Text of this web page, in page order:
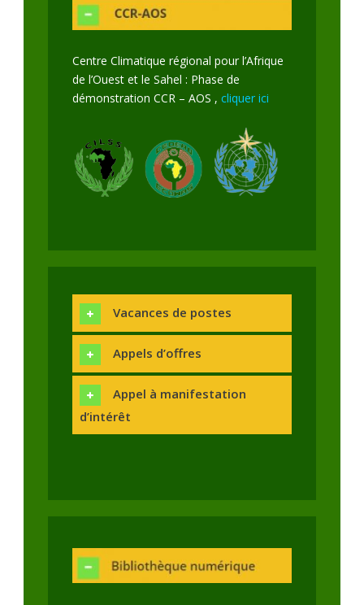
Centre Climatique régional pour l’Afrique
de l’Ouest et le Sahel : Phase de
démonstration CCR – AOS , cliquer ici
Vacances de postes
Appels d’offres
Appel à manifestation
d’intérêt